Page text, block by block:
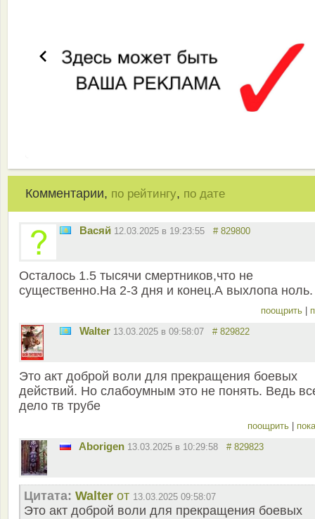
Комментарии, по рейтингу, по дате
Васяй 12.03.2025 в 19:23:55 # 829800
Осталось 1.5 тысячи смертников,что не
существенно.На 2-3 дня и конец.А выхлопа ноль.
поощрить
Walter 13.03.2025 в 09:58:07 # 829822
Это акт доброй воли для прекращения боевых
действий. Но слабоумным это не понять. Ведь
дело тв трубе
поощрить
Aborigen 13.03.2025 в 10:29:58 # 829823
Цитата: Walter от 13.03.2025 09:58:07
Это акт доброй воли для прекращения боевых